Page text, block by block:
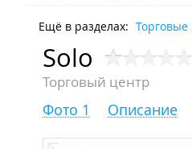
Ещё в разделах:
Solo
Торговый центр
Фото 1 Описание